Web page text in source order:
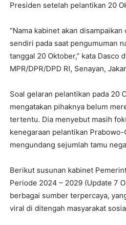
Presiden setelah pelantikan 20
“Nama kabinet akan
sendiri pada saat pengumuman
tanggal 20 Oktober,” kata Dasco
MPR/DPR/DPD RI, Senayan,
Soal gelaran pelantikan pada 20
mengatakan pihaknya belum
tertentu. Dia menyebut masih
kenegaraan pelantikan
mengundang sejumlah tamu
Berikut susunan kabinet
Periode 2024 – 2029 (Update 7
berbagai sumber terpercaya,
viral di ditengah masyarakat